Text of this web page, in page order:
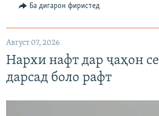
Ба дигарон фиристед
Август 07, 2026
Нархи нафт дар ҷаҳон се
дарсад боло рафт